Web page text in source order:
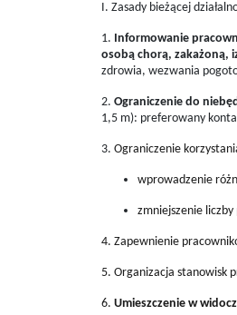
I. Zasady bieżącej
1. Informowanie
osobą chorą, zakażoną,
zdrowia, wezwania
2. Ograniczenie do
1,5 m): preferowany
3. Ograniczenie
wprowadzenie
zmniejszenie
4. Zapewnienie
5. Organizacja stanowisk
6. Umieszczenie w